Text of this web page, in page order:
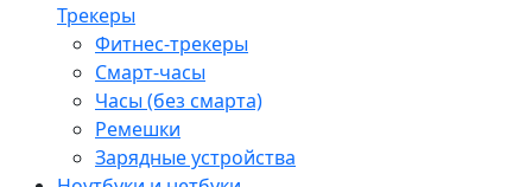
Трекеры
Фитнес-трекеры
Смарт-часы
Часы (без смарта)
Ремешки
Зарядные устройства